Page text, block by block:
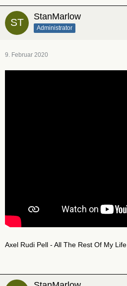
StanMarlow
Administrator
9. Februar 2020
Axel Rudi Pell - All The Rest Of My Life